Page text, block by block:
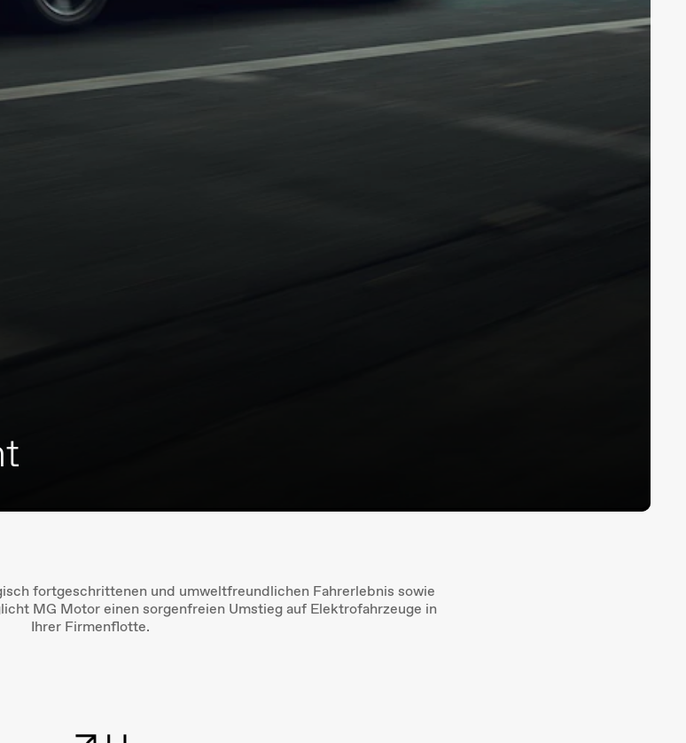
fortgeschrittenen und umweltfreundlichen Fahrerlebnis sowie
MG Motor einen sorgenfreien Umstieg auf Elektrofahrzeuge in
Ihrer Firmenflotte.